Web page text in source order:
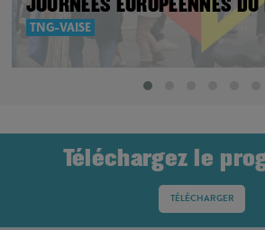
JOURNÉES EUROPÉENNES
TNG-VAISE
Téléchargez le
TÉLÉCHARGER